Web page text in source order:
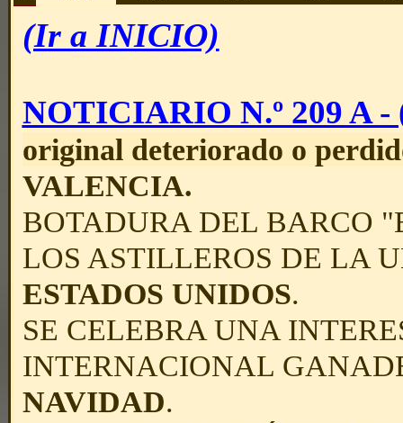
(Ir a INICIO)
NOTICIARIO N.º 209 A -
original deteriorado o
VALENCIA.
BOTADURA DEL BARCO
LOS ASTILLEROS DE LA
ESTADOS UNIDOS.
SE CELEBRA UNA
INTERNACIONAL
NAVIDAD.